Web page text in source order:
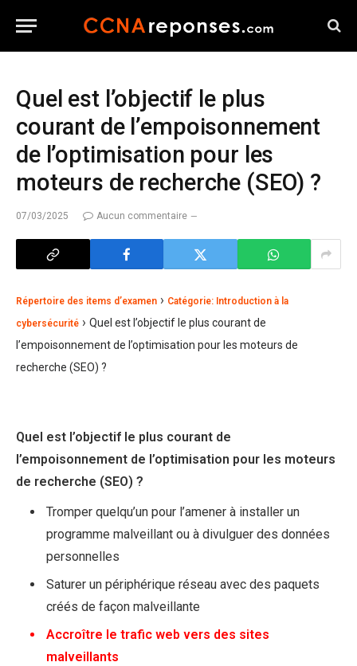
Quel est l’objectif le plus
courant de l’empoisonnement
de l’optimisation pour les
moteurs de recherche (SEO) ?
07/03/2025 Aucun commentaire
Répertoire des items d’examen › Catégorie: Introduction à la
cybersécurité › Quel est l’objectif le plus courant de
l’empoisonnement de l’optimisation pour les moteurs de
recherche (SEO) ?
Quel est l’objectif le plus courant de
l’empoisonnement de l’optimisation pour les moteurs
de recherche (SEO) ?
Tromper quelqu’un pour l’amener à installer un
programme malveillant ou à divulguer des données
personnelles
Saturer un périphérique réseau avec des paquets
créés de façon malveillante
Accroître le trafic web vers des sites
malveillants